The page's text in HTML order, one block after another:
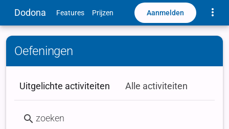
Dodona Features Prijzen Aanmelden
Oefeningen
Uitgelichte activiteiten Alle activiteiten